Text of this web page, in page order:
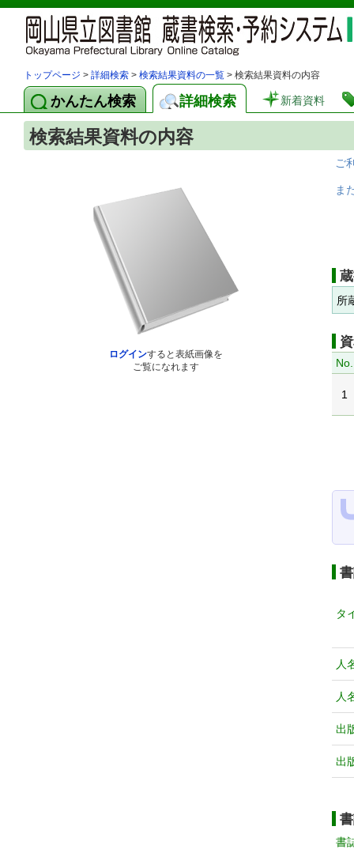
トップページ > 詳細検索 > 検索結果資料の一覧 > 検索結果資料の内容
かんたん検索 詳細検索 新着資料
検索結果資料の内容
ログインすると表紙画像を
ご覧になれます
ご
ま
所
No.
1
タ
人
人
出
出
書